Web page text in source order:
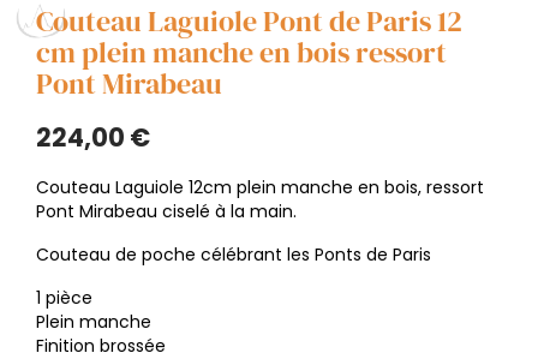
Couteau Laguiole Pont de Paris 12
cm plein manche en bois ressort
Pont Mirabeau
224,00 €
Couteau Laguiole 12cm plein manche en bois, ressort
Pont Mirabeau ciselé à la main.
Couteau de poche célébrant les Ponts de Paris
1 pièce
Plein manche
Finition brossée